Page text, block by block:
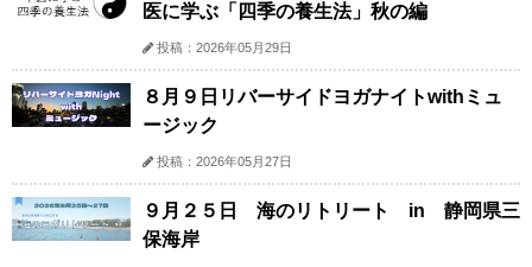
医に学ぶ「四季の養生法」秋の編
投稿：2026年05月29日
８月９日リバーサイドヨガナイトwithミュ
ージック
投稿：2026年05月27日
９月２５日 海のリトリート in 静岡県三
保海岸